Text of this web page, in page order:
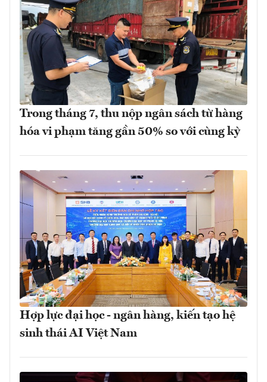
Trong tháng 7, thu nộp ngân sách từ hàng
hóa vi phạm tăng gần 50% so với cùng kỳ
Hợp lực đại học - ngân hàng, kiến tạo hệ
sinh thái AI Việt Nam